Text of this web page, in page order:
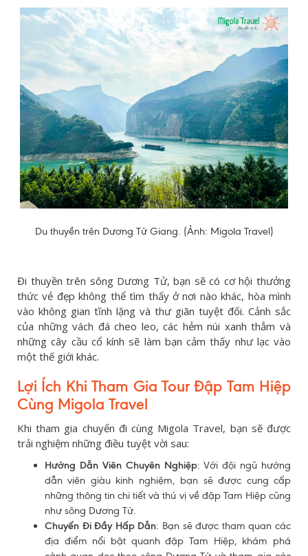
Du thuyền trên Dương Tử Giang. (Ảnh: Migola Travel)
Đi thuyền trên sông Dương Tử, bạn sẽ có cơ hội thưởng
thức vẻ đẹp không thể tìm thấy ở nơi nào khác, hòa mình
vào không gian tĩnh lặng và thư giãn tuyệt đối. Cảnh sắc
của những vách đá cheo leo, các hẻm núi xanh thẳm và
những cây cầu cổ kính sẽ làm bạn cảm thấy như lạc vào
một thế giới khác.
Lợi Ích Khi Tham Gia Tour Đập Tam Hiệp
Cùng Migola Travel
Khi tham gia chuyến đi cùng Migola Travel, bạn sẽ được
trải nghiệm những điều tuyệt vời sau:
Hướng Dẫn Viên Chuyên Nghiệp: Với đội ngũ hướng
dẫn viên giàu kinh nghiệm, bạn sẽ được cung cấp
những thông tin chi tiết và thú vị về đập Tam Hiệp cũng
như sông Dương Tử.
Chuyến Đi Đầy Hấp Dẫn: Bạn sẽ được tham quan các
địa điểm nổi bật quanh đập Tam Hiệp, khám phá